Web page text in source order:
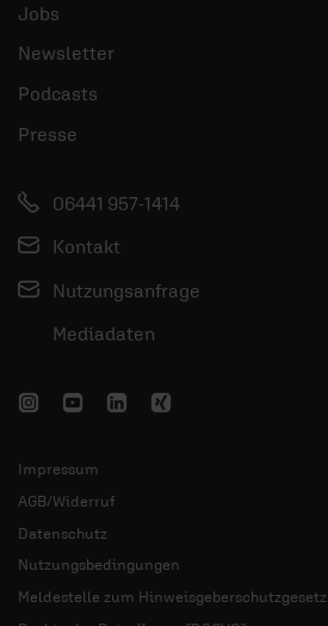
Jobs
Newsletter
Podcasts
Presse
06441 957-1414
Kontakt
Nutzungsanfrage
Mediadaten
Impressum
AGB/Widerruf
Datenschutz
Nutzungsbedingungen
Meldestelle zum Hinweisgeberschutzgesetz